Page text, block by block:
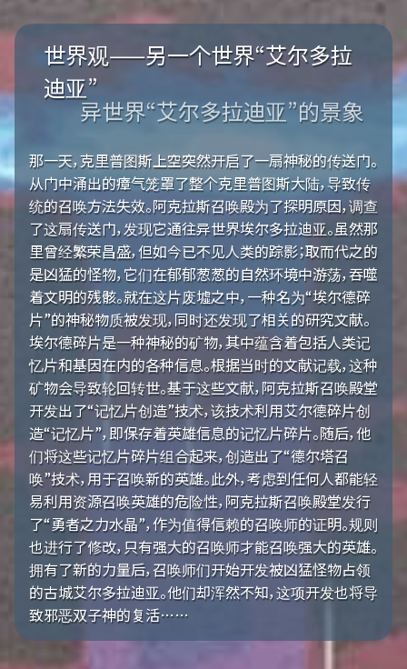
世界观——另一个世界“艾尔多拉
迪亚”
异世界“艾尔多拉迪亚”的景象
那一天，克里普图斯上空突然开启了一扇神秘的传送门。
从门中涌出的瘴气笼罩了整个克里普图斯大陆，导致传
统的召唤方法失效。阿克拉斯召唤殿为了探明原因，调查
了这扇传送门，发现它通往异世界埃尔多拉迪亚。虽然那
里曾经繁荣昌盛，但如今已不见人类的踪影；取而代之的
是凶猛的怪物，它们在郁郁葱葱的自然环境中游荡，吞噬
着文明的残骸。就在这片废墟之中，一种名为“埃尔德碎
片”的神秘物质被发现，同时还发现了相关的研究文献。
埃尔德碎片是一种神秘的矿物，其中蕴含着包括人类记
忆片和基因在内的各种信息。根据当时的文献记载，这种
矿物会导致轮回转世。基于这些文献，阿克拉斯召唤殿堂
开发出了“记忆片创造”技术，该技术利用艾尔德碎片创
造“记忆片”，即保存着英雄信息的记忆片碎片。随后，他
们将这些记忆片碎片组合起来，创造出了“德尔塔召
唤”技术，用于召唤新的英雄。此外，考虑到任何人都能轻
易利用资源召唤英雄的危险性，阿克拉斯召唤殿堂发行
了“勇者之力水晶”，作为值得信赖的召唤师的证明。规则
也进行了修改，只有强大的召唤师才能召唤强大的英雄。
拥有了新的力量后，召唤师们开始开发被凶猛怪物占领
的古城艾尔多拉迪亚。他们却浑然不知，这项开发也将导
致邪恶双子神的复活……